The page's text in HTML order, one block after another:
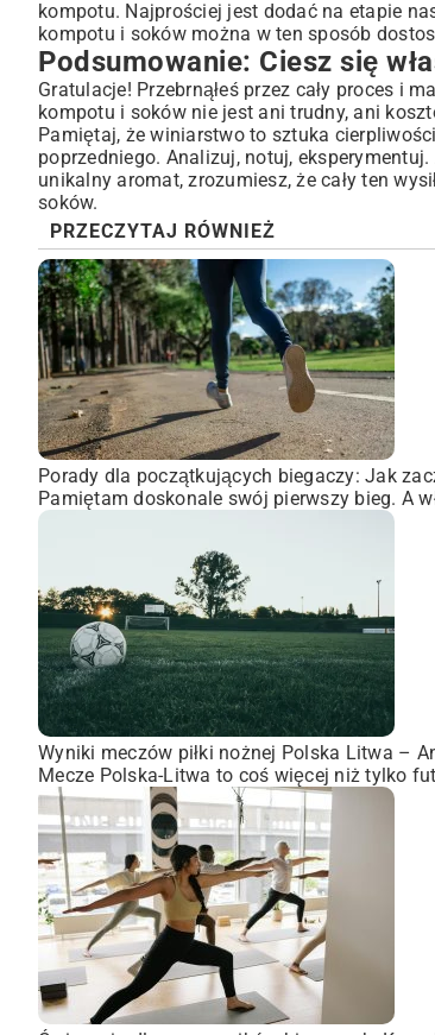
kompotu. Najprościej jest dodać na etapie
kompotu i soków można w ten sposób
Podsumowanie: Ciesz się
Gratulacje! Przebrnąłeś przez cały proces i
kompotu i soków nie jest ani trudny, ani
Pamiętaj, że winiarstwo to sztuka
poprzedniego. Analizuj, notuj,
unikalny aromat, zrozumiesz, że cały ten
soków.
PRZECZYTAJ RÓWNIEŻ
Porady dla początkujących biegaczy: Jak
Pamiętam doskonale swój pierwszy bieg. A
Wyniki meczów piłki nożnej Polska Litwa –
Mecze Polska-Litwa to coś więcej niż tylko